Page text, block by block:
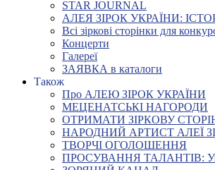
STAR JOURNAL
АЛЕЯ ЗІРОК УКРАЇНИ:
Всі зіркові сторінки для
Концерти
Галереї
ЗАЯВКА в каталоги
Також
Про АЛЕЮ ЗІРОК УКРАЇНИ
МЕЦЕНАТСЬКІ НАГОРОДИ
ОТРИМАТИ ЗІРКОВУ
НАРОДНИЙ АРТИСТ АЛЕЇ
ТВОРЧІ ОГОЛОШЕННЯ
ПРОСУВАННЯ ТАЛАНТІВ: